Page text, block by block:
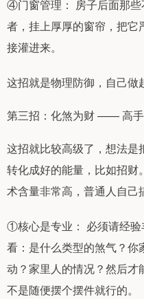
④门窗管理： 房子后面那
者，挂上厚厚的窗帘，把它
接灌进来。
这招就是物理防御，自己做
第三招：化煞为财 —— 高
这招就比较高级了，想法是
转化成好的能量，比如招财
术含量非常高，普通人自己
①核心是专业： 必须请经
看：是什么类型的煞气？
动？家里人的情况？然后
不是随便摆个摆件就行的。